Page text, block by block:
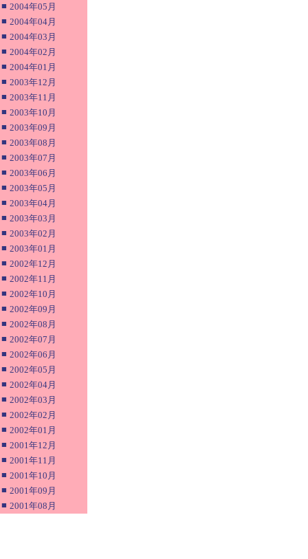
■ 2004年05月
■ 2004年04月
■ 2004年03月
■ 2004年02月
■ 2004年01月
■ 2003年12月
■ 2003年11月
■ 2003年10月
■ 2003年09月
■ 2003年08月
■ 2003年07月
■ 2003年06月
■ 2003年05月
■ 2003年04月
■ 2003年03月
■ 2003年02月
■ 2003年01月
■ 2002年12月
■ 2002年11月
■ 2002年10月
■ 2002年09月
■ 2002年08月
■ 2002年07月
■ 2002年06月
■ 2002年05月
■ 2002年04月
■ 2002年03月
■ 2002年02月
■ 2002年01月
■ 2001年12月
■ 2001年11月
■ 2001年10月
■ 2001年09月
■ 2001年08月